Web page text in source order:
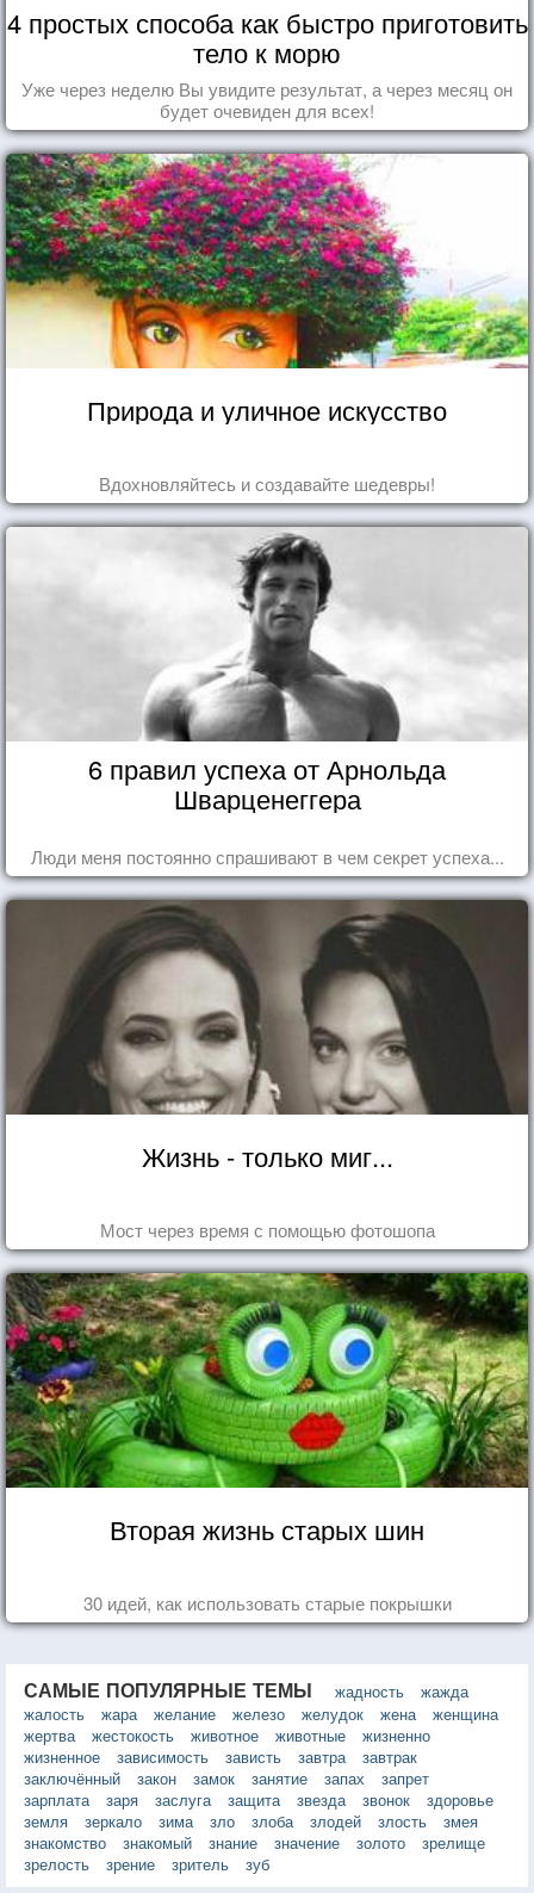
4 простых способа как быстро приготовить
тело к морю
Уже через неделю Вы увидите результат, а через месяц он
будет очевиден для всех!
Природа и уличное искусство
Вдохновляйтесь и создавайте шедевры!
6 правил успеха от Арнольда
Шварценеггера
Люди меня постоянно спрашивают в чем секрет успеха...
Жизнь - только миг...
Мост через время с помощью фотошопа
Вторая жизнь старых шин
30 идей, как использовать старые покрышки
САМЫЕ ПОПУЛЯРНЫЕ ТЕМЫ жадность
жажда
жалость
жара желание железо желудок жена
женщина
жертва
жестокость животное животные
жизненно
жизненное
зависимость зависть завтра
завтрак
заключённый
закон замок занятие запах
запрет
зарплата
заря заслуга защита звезда звонок
здоровье
земля
зеркало зима зло злоба злодей злость
змея
знакомство
знакомый знание значение золото
зрелище
зрелость
зрение зритель зуб